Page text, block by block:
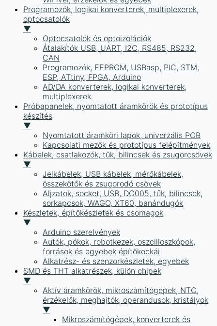
Programozók, logikai konverterek, multiplexerek,
optocsatolók
▼
Optocsatolók és optoizolációk
Átalakítók USB, UART, I2C, RS485, RS232,
CAN
Programozók, EEPROM, USBasp, PIC, STM,
ESP, ATtiny, FPGA, Arduino
AD/DA konverterek, logikai konverterek,
multiplexerek
Próbapanelek, nyomtatott áramkörök és prototípus
készítés
▼
Nyomtatott áramköri lapok, univerzális PCB
Kapcsolati mezők és prototípus felépítmények
Kábelek, csatlakozók, tűk, bilincsek és zsugorcsövek
▼
Jelkábelek, USB kábelek, mérőkábelek,
összekötők és zsugorodó csövek
Aljzatok, socket, USB, DC005, tűk, bilincsek,
sorkapcsok, WAGO, XT60, banándugók
Készletek, építőkészletek és csomagok
▼
Arduino szerelvények
Autók, pókok, robotkezek, oszcilloszkópok,
források és egyebek építőkockái
Alkatrész- és szenzorkészletek, egyebek
SMD és THT alkatrészek, külön chipek
▼
Aktív áramkörök, mikroszámítógépek, NTC,
érzékelők, meghajtók, operandusok, kristályok
▼
Mikroszámítógépek, konverterek és